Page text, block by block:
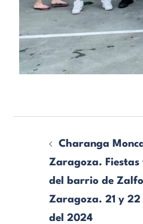
Charanga
Zaragoza. Fiestas
del barrio de
Zaragoza. 21 y 22
del 2024